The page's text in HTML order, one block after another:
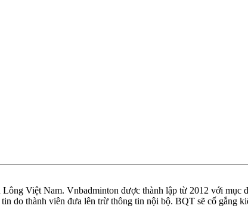
Việt Nam. Vnbadminton được thành lập từ 2012 với
do thành viên đưa lên trừ thông tin nội bộ. BQT sẽ cố gắng